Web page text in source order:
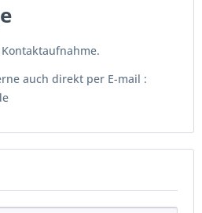
auch direkt per E-mail :